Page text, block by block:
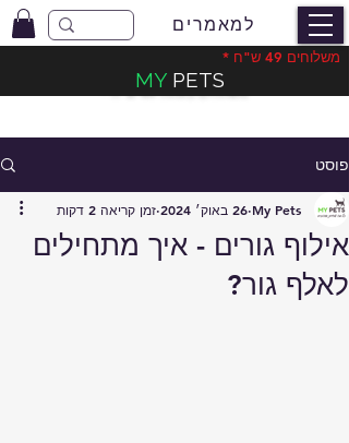
למאמרים
משלוחים בעלות 49 ש"ח
משלוחים 49 ש"ח *
MY PETS
פוסט
אילוף גורים - איך מתחילים
לאלף גור?
My Pets 26 באוק׳ 2024 זמן קריאה 2 דקות